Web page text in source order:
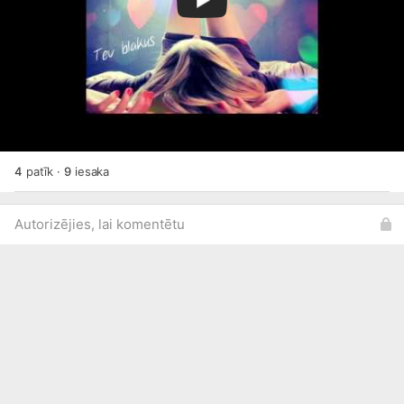
versiju, (šeit pat) un procesā ir arī Ray Rolla Spin
Higher Remix, kā arī būs garās versijas
Ja vēlies
ziņo privāti😉P.P.S savējie ir jāatbalsta!
4 patīk ·9iesaka
Autorizējies, lai komentētu